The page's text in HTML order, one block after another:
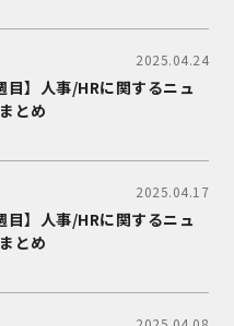
2025.04.24
目】人事/HRに関するニュ
とめ
2025.04.17
目】人事/HRに関するニュ
とめ